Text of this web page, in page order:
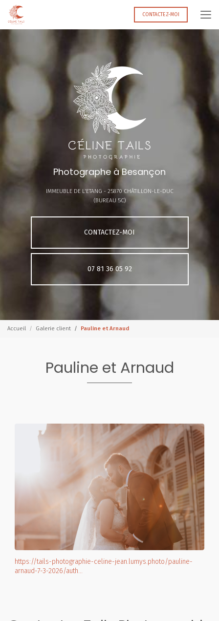
Aller
contenu
CONTACTEZ-MOI
Photographe à Besançon
IMMEUBLE DE L'ETANG - 25870 CHÂTILLON-LE-DUC
(BUREAU 5C)
CONTACTEZ-MOI
07 81 36 05 92
Accueil Galerie client Pauline et Arnaud
Pauline et Arnaud
https://tails-photographie-celine-jean.lumys.photo/pauline-
arnaud-7-3-2026/auth…